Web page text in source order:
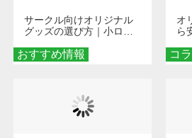
おすすめ情報
サークル向けオリジナル
グッズの選び方｜小ロッ
める秘訣
コ
オ
ら
と